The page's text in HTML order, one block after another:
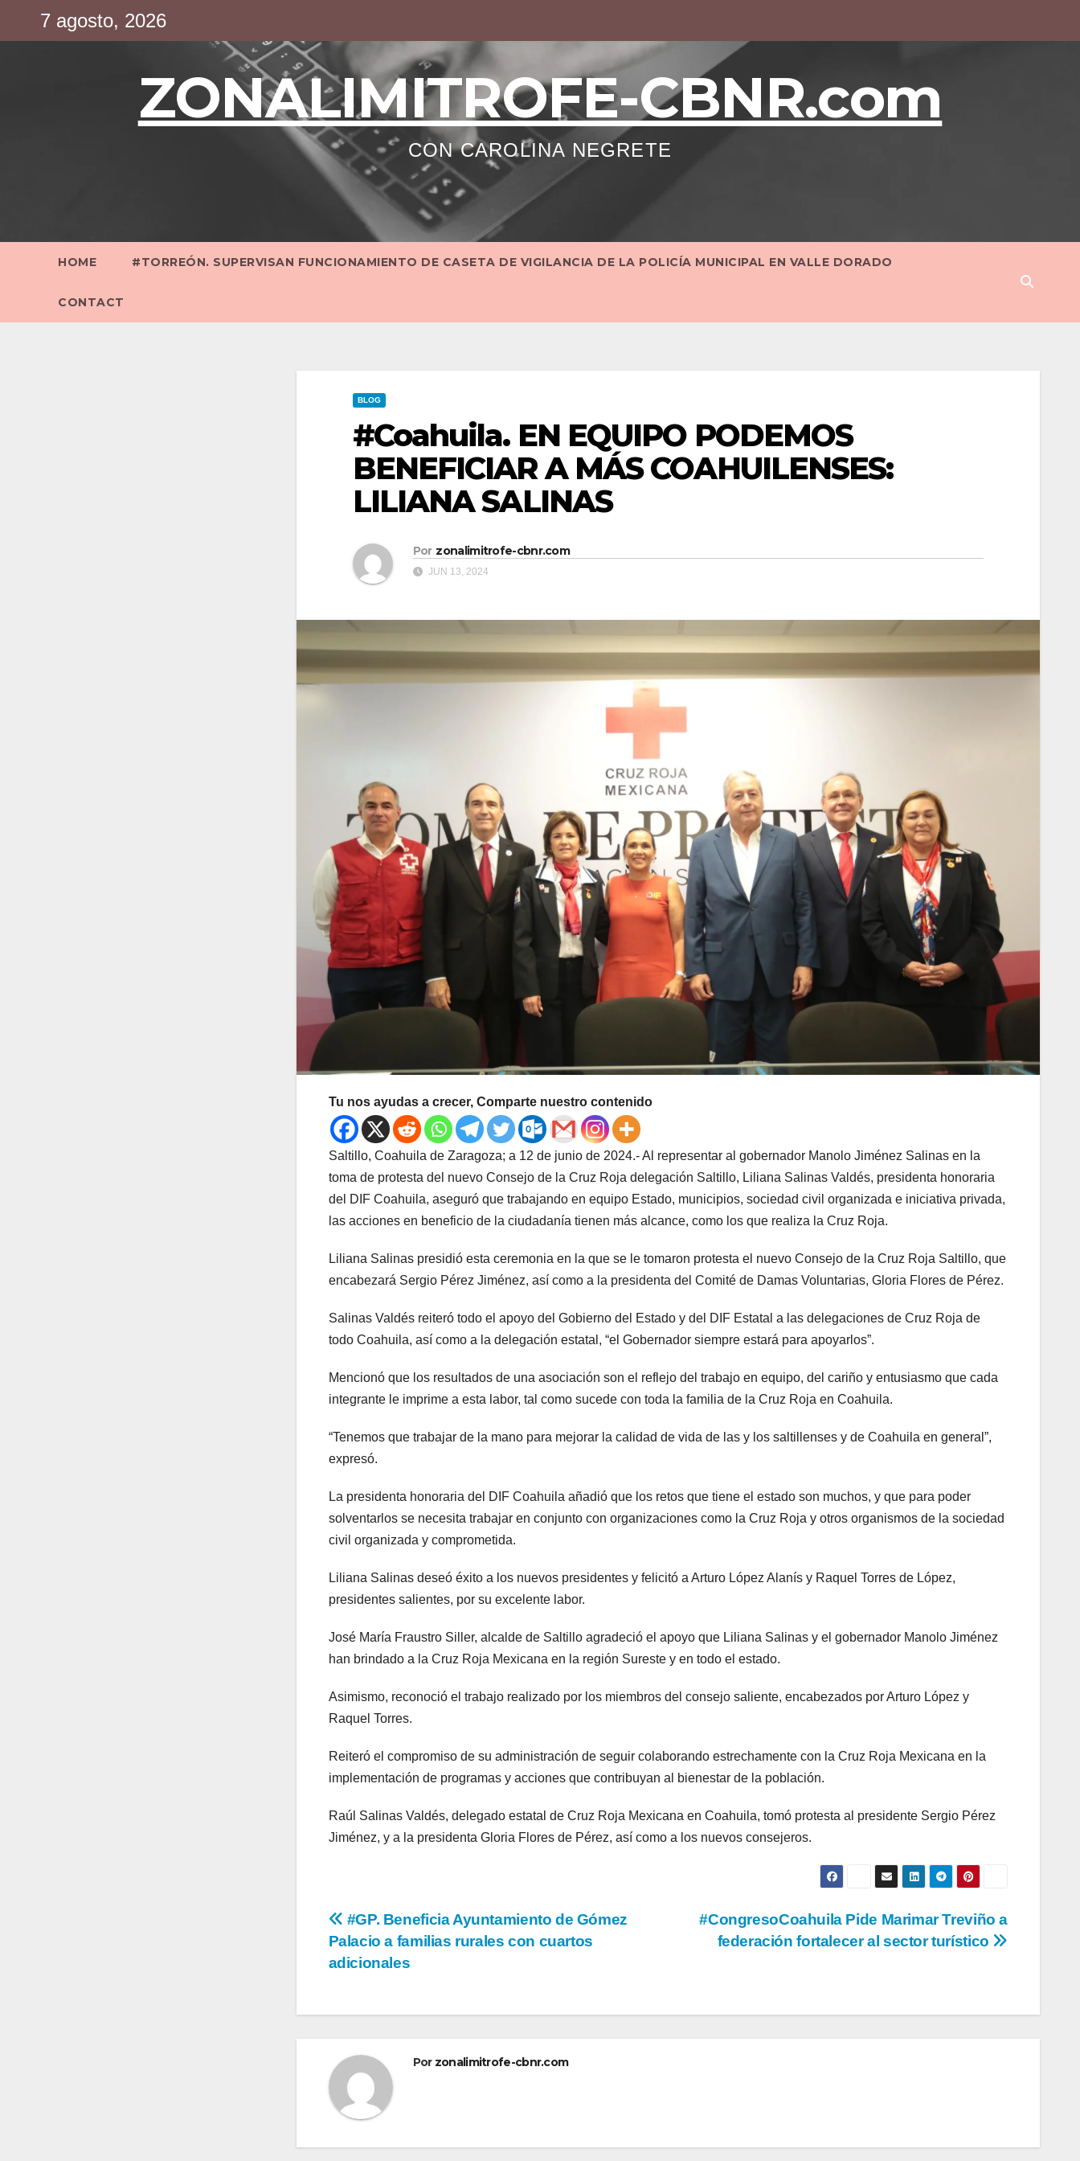
7 agosto, 2026
ZONALIMITROFE-CBNR.com
CON CAROLINA NEGRETE
HOME #TORREÓN. SUPERVISAN FUNCIONAMIENTO DE CASETA DE VIGILANCIA DE LA POLICÍA MUNICIPAL EN VALLE DORADO
CONTACT
BLOG
#Coahuila. EN EQUIPO PODEMOS
BENEFICIAR A MÁS COAHUILENSES:
LILIANA SALINAS
Por zonalimitrofe-cbnr.com
JUN 13, 2024
Tu nos ayudas a crecer, Comparte nuestro contenido
Saltillo, Coahuila de Zaragoza; a 12 de junio de 2024.- Al representar al gobernador Manolo Jiménez Salinas en la
toma de protesta del nuevo Consejo de la Cruz Roja delegación Saltillo, Liliana Salinas Valdés, presidenta honoraria
del DIF Coahuila, aseguró que trabajando en equipo Estado, municipios, sociedad civil organizada e iniciativa privada,
las acciones en beneficio de la ciudadanía tienen más alcance, como los que realiza la Cruz Roja.
Liliana Salinas presidió esta ceremonia en la que se le tomaron protesta el nuevo Consejo de la Cruz Roja Saltillo, que
encabezará Sergio Pérez Jiménez, así como a la presidenta del Comité de Damas Voluntarias, Gloria Flores de Pérez.
Salinas Valdés reiteró todo el apoyo del Gobierno del Estado y del DIF Estatal a las delegaciones de Cruz Roja de
todo Coahuila, así como a la delegación estatal, “el Gobernador siempre estará para apoyarlos”.
Mencionó que los resultados de una asociación son el reflejo del trabajo en equipo, del cariño y entusiasmo que cada
integrante le imprime a esta labor, tal como sucede con toda la familia de la Cruz Roja en Coahuila.
“Tenemos que trabajar de la mano para mejorar la calidad de vida de las y los saltillenses y de Coahuila en general”,
expresó.
La presidenta honoraria del DIF Coahuila añadió que los retos que tiene el estado son muchos, y que para poder
solventarlos se necesita trabajar en conjunto con organizaciones como la Cruz Roja y otros organismos de la sociedad
civil organizada y comprometida.
Liliana Salinas deseó éxito a los nuevos presidentes y felicitó a Arturo López Alanís y Raquel Torres de López,
presidentes salientes, por su excelente labor.
José María Fraustro Siller, alcalde de Saltillo agradeció el apoyo que Liliana Salinas y el gobernador Manolo Jiménez
han brindado a la Cruz Roja Mexicana en la región Sureste y en todo el estado.
Asimismo, reconoció el trabajo realizado por los miembros del consejo saliente, encabezados por Arturo López y
Raquel Torres.
Reiteró el compromiso de su administración de seguir colaborando estrechamente con la Cruz Roja Mexicana en la
implementación de programas y acciones que contribuyan al bienestar de la población.
Raúl Salinas Valdés, delegado estatal de Cruz Roja Mexicana en Coahuila, tomó protesta al presidente Sergio Pérez
Jiménez, y a la presidenta Gloria Flores de Pérez, así como a los nuevos consejeros.
Navegación
de
#CongresoCoahuila Pide Marimar Treviño a
federación fortalecer al sector turístico
#GP. Beneficia Ayuntamiento de Gómez
Palacio a familias rurales con cuartos
adicionales
Por zonalimitrofe-cbnr.com